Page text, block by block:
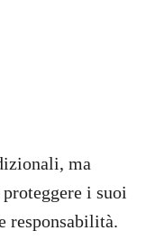
ma
i suoi
responsabilità.